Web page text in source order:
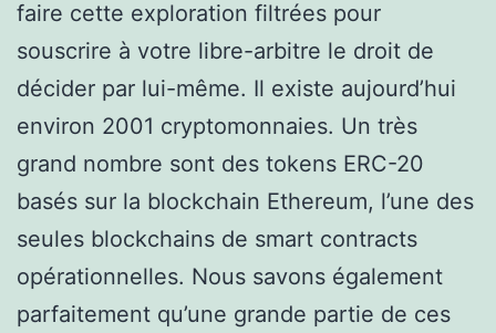
faire cette exploration filtrées pour
souscrire à votre libre-arbitre le droit de
décider par lui-même. Il existe aujourd’hui
environ 2001 cryptomonnaies. Un très
grand nombre sont des tokens ERC-20
basés sur la blockchain Ethereum, l’une des
seules blockchains de smart contracts
opérationnelles. Nous savons également
parfaitement qu’une grande partie de ces